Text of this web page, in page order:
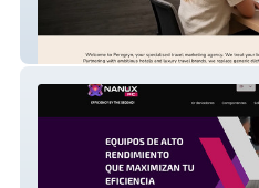
Peregryn Agency